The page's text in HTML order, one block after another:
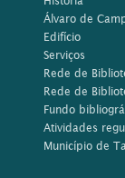
Álvaro de
Edifício
Serviços
Rede de
Rede de
Fundo
Atividades
Município de